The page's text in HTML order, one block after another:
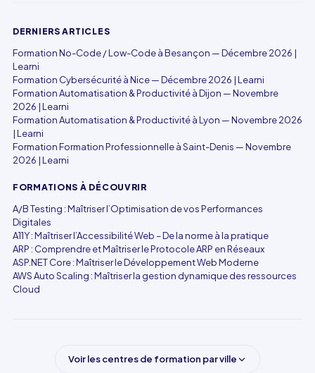
DERNIERS ARTICLES
Formation No-Code / Low-Code à Besançon — Décembre 2026 |
Learni
Formation Cybersécurité à Nice — Décembre 2026 | Learni
Formation Automatisation & Productivité à Dijon — Novembre
2026 | Learni
Formation Automatisation & Productivité à Lyon — Novembre 2026
| Learni
Formation Formation Professionnelle à Saint-Denis — Novembre
2026 | Learni
FORMATIONS À DÉCOUVRIR
A/B Testing : Maîtriser l’Optimisation de vos Performances
Digitales
A11Y : Maîtriser l’Accessibilité Web – De la norme à la pratique
ARP : Comprendre et Maîtriser le Protocole ARP en Réseaux
ASP.NET Core : Maîtriser le Développement Web Moderne
AWS Auto Scaling : Maîtriser la gestion dynamique des ressources
Cloud
Voir les centres de formation par ville